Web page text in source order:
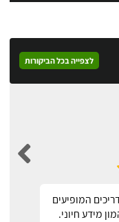
לצפייה בכל הביקורות
המופיעים
מידע חיוני.